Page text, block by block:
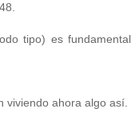
tipo) es fundamental
viviendo ahora algo así.